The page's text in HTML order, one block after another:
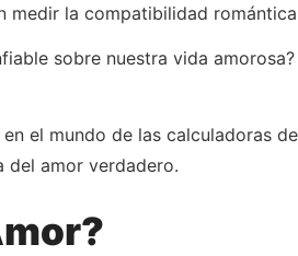
medir la compatibilidad
sobre nuestra vida
el mundo de las calculadoras
del amor verdadero.